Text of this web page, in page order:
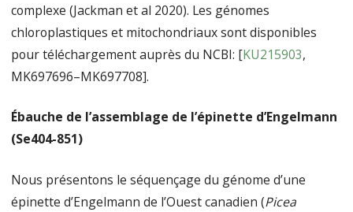
complexe (Jackman et al 2020). Les génomes
chloroplastiques et mitochondriaux sont disponibles
pour téléchargement auprès du NCBI: [KU215903,
MK697696–MK697708].
Ébauche de l’assemblage de l’épinette d’Engelmann
(Se404-851)
Nous présentons le séquençage du génome d’une
épinette d’Engelmann de l’Ouest canadien (Picea